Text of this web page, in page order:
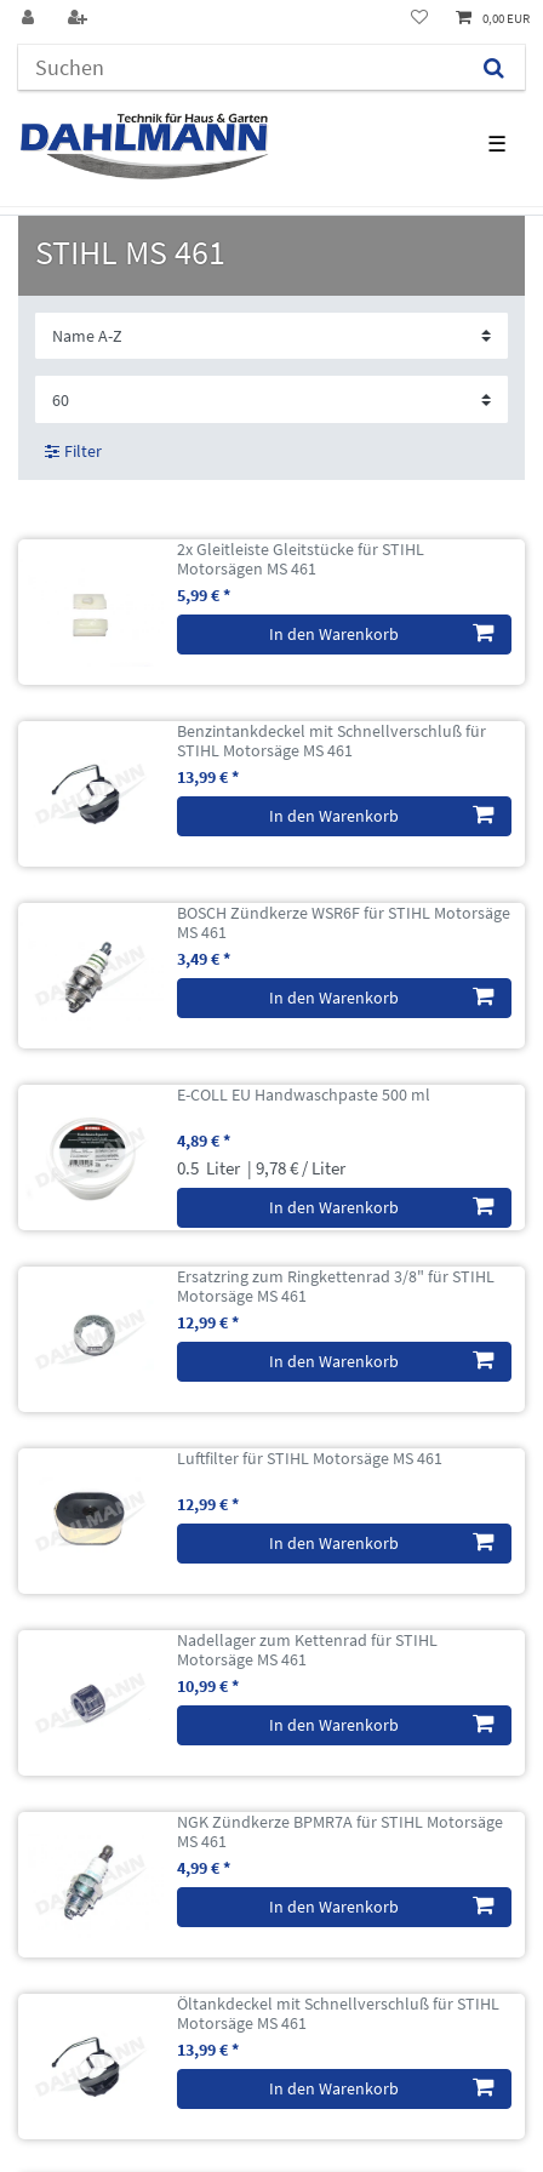
☰
0,00 EUR
STIHL MS 461
Filter
2x Gleitleiste Gleitstücke für STIHL
Motorsägen MS 461
5,99 € *
In den Warenkorb
Benzintankdeckel mit Schnellverschluß für
STIHL Motorsäge MS 461
13,99 € *
In den Warenkorb
BOSCH Zündkerze WSR6F für STIHL Motorsäge
MS 461
3,49 € *
In den Warenkorb
E-COLL EU Handwaschpaste 500 ml
4,89 € *
0.5 Liter | 9,78 € / Liter
In den Warenkorb
Ersatzring zum Ringkettenrad 3/8" für STIHL
Motorsäge MS 461
12,99 € *
In den Warenkorb
Luftfilter für STIHL Motorsäge MS 461
12,99 € *
In den Warenkorb
Nadellager zum Kettenrad für STIHL
Motorsäge MS 461
10,99 € *
In den Warenkorb
NGK Zündkerze BPMR7A für STIHL Motorsäge
MS 461
4,99 € *
In den Warenkorb
Öltankdeckel mit Schnellverschluß für STIHL
Motorsäge MS 461
13,99 € *
In den Warenkorb